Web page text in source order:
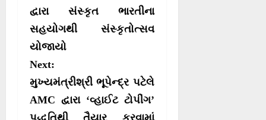
t
n
a
v
i
g
દ્વારા સંસ્કૃત ભારતીના
સહયોગથી સંસ્કૃતોત્સવ
યોજાયો
Next:
મુખ્યમંત્રીશ્રી ભૂપેન્દ્ર પટેલે
AMC દ્વારા ‘વ્હાઈટ ટોપીંગ’
પદ્ધતિથી તૈયાર કરવામાં